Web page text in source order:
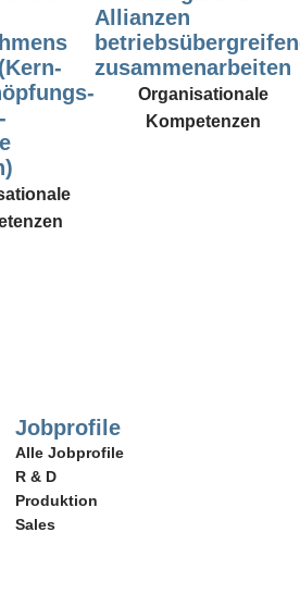
Allianzen
zusammenarbeiten
Organisationale
Kompetenzen
Jobprofile
Alle Jobprofile
R & D
Produktion
Sales